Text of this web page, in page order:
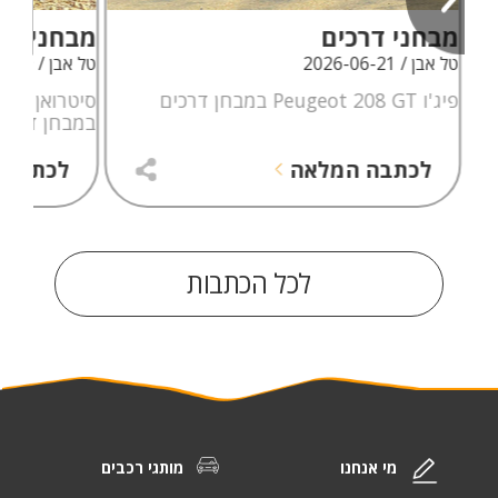
מבחני דרכים
טל אבן / 2026-06-21
פיג'ו Peugeot 208 GT במבחן דרכים
לכתבה המלאה
מבחני
טל אבן / 2026-06-09
במבחן
לכל הכתבות
מי אנחנו
מותגי רכבים